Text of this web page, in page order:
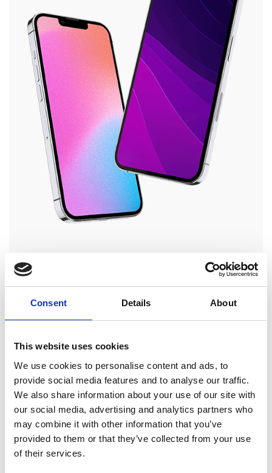
Consent Details About
This website uses cookies
We use cookies to personalise content and ads, to
provide social media features and to analyse our traffic.
We also share information about your use of our site with
our social media, advertising and analytics partners who
may combine it with other information that you’ve
provided to them or that they’ve collected from your use
of their services.
Tablet Reparaturen
Wir reparieren jedes Tablet